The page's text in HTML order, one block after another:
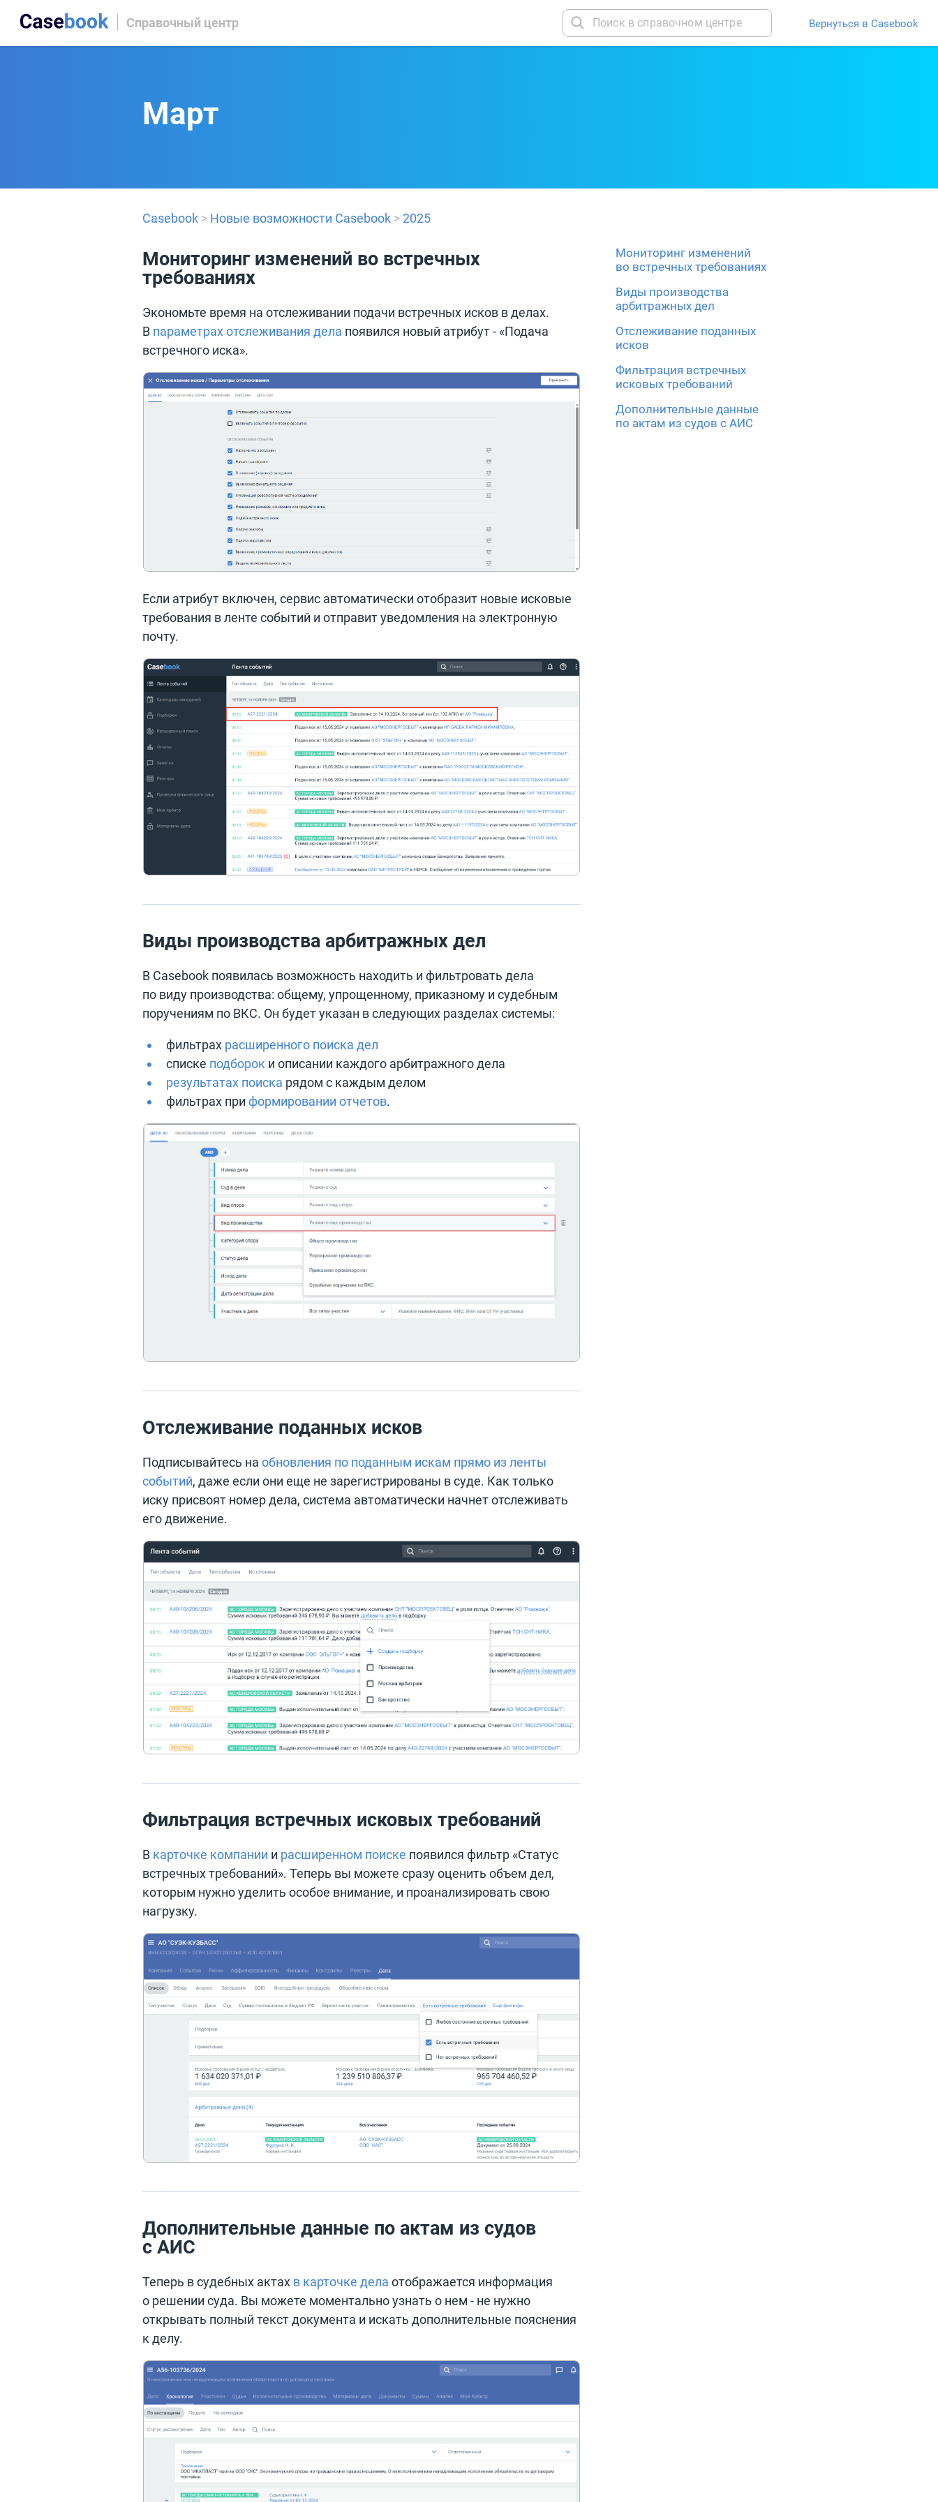
Справочный центр Вернуться в Casebook
Март
Casebook > Новые возможности Casebook >2025
Мониторинг изменений во встречных
требованиях
Экономьте время на отслеживании подачи встречных исков в делах.
В параметрах отслеживания дела появился новый атрибут - «Подача
встречного иска».
Если атрибут включен, сервис автоматически отобразит новые исковые
требования в ленте событий и отправит уведомления на электронную
почту.
Виды производства арбитражных дел
В Casebook появилась возможность находить и фильтровать дела
по виду производства: общему, упрощенному, приказному и судебным
поручениям по ВКС. Он будет указан в следующих разделах системы:
фильтрах расширенного поиска дел
списке подборок и описании каждого арбитражного дела
результатах поиска рядом с каждым делом
фильтрах при формировании отчетов.
Отслеживание поданных исков
Подписывайтесь на обновления по поданным искам прямо из ленты
событий, даже если они еще не зарегистрированы в суде. Как только
иску присвоят номер дела, система автоматически начнет отслеживать
его движение.
Фильтрация встречных исковых требований
В карточке компании и расширенном поиске появился фильтр «Статус
встречных требований‎». Теперь вы можете сразу оценить объем дел,
которым нужно уделить особое внимание, и проанализировать свою
нагрузку.
Дополнительные данные по актам из судов
с АИС
Теперь в судебных актах в карточке дела отображается информация
о решении суда. Вы можете моментально узнать о нем - не нужно
открывать полный текст документа и искать дополнительные пояснения
к делу.
Мониторинг изменений
во встречных требованиях
Виды производства
арбитражных дел
Отслеживание поданных
исков
Фильтрация встречных
исковых требований
Дополнительные данные
по актам из судов с АИС